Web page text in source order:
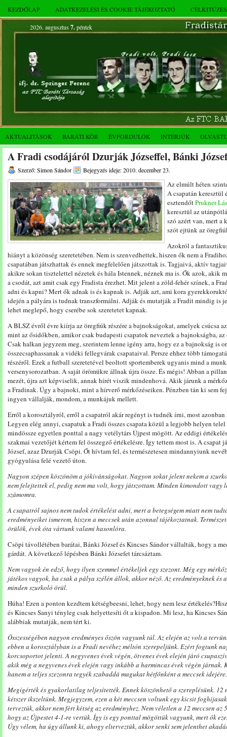
KEZDŐLAP ADATKEZELÉSI ÉS COOKIE TÁJÉKOZTATÓ
2026. augusztus 7.péntek
AKTUALITÁSOK BARÁTI KÖR ÉVFORDULÓK INTERJÚK
A Fradi csodájáról Dzurják Józseffel, Bánki
Szerző: Simon Sándor Bejegyzés ideje: 2010. december 23.
Az elmúlt héten
A csapatán
esztendőtPrukner
keresztül az
szó azért van, mert a
szót ejtünk az
Azokról a
hiányt a közönség szeretetében. Nem is szenvedhettek, hiszen ők nem a
csapatában játszhattak és ennek megfelelően játszottak is. Tagjaivá, aktív
akikre sokan tisztelettel nézetek és hála Istennek, néznek ma is. Ők azok, akik
a csodát, azt amit csak egy Fradista érezhet. Mit jelent a zöld-fehér színek, a
adni és kapni? Mert ők adnak is és kapnak is. Adják azt, ami kora
idején a pályára is tudnak transzformálni. Adják és mutatják a Fradit mindig is
lehet meglepő, hogy cserébe sok szeretetet kapnak.
A BLSZ évről évre kiírja az öregfiúk részére a bajnokságokat, amelyek csúcsa
mint az ősidőkben, amikor csak budapesti csapatok neveztek a bajnokságba,
Csak halkan jegyzem meg, szerintem lenne igény arra, hogy ez a bajnokság is
összecsaphassanak a vidéki fellegvárak csapataival. Persze ehhez több
részéről. Ezek a futball szeretetével beoltott sportemberek ugyanis mind a
versenysorozatban. A saját örömükre állnak újra össze. És mégis! Abban a
mezét, újra azt képviselik, annak hírét viszik mindenhová. Akik járunk a
a Fradinak. Úgy a bajnoki, mint a hírverő mérkőzéseiken. Pénzben tán ki sem
ingyen vállalják, mondom, a munkájuk mellett.
Erről a korosztályról, erről a csapatról akár regényt is tudnék írni, most azonban
Legyen elég annyi, csapatuk a Fradi összes csapata közül a legjobb helyen
mindössze egyetlen ponttal a nagy vetélytárs Újpest mögött. Az eddigi
szakmai vezetőjét kértem fel összegző értékelésre. Így tettem most is. A
József, azaz Dzurják Csöpi. Őt hívtam fel, és természetesen mindannyiunk
gyógyulása felé vezető úton.
Nagyon szépen köszönöm a jókívánságokat. Nagyon sokat jelent nekem a
nem felejtettek el, pedig nem ma volt, hogy játszottam. Minden kimondott
számomra.
A csapatról sajnos nem tudok értékelést adni, mert a betegségem miatt nem
eredményeiket ismerem, hiszen a meccsek után azonnal tájékoztatnak.
örülök, évek óta vártunk valami hasonlóra.
Csöpi távollétében barátai, Bánki József és Kincses Sándor vállalták, hogy a
gárdát. A következő lépésben Bánki Józsefet tárcsáztam.
Nem vagyok én edző, hogy ilyen szemmel értékeljek egy szezont. Még egy
játékos vagyok, ha csak a pálya szélén állok, akkor néző. Az eredményeknek
minden szurkoló örül.
Húha! Ezen a ponton kezdtem kétségbeesni, lehet, hogy nem lesz
és Kincses Sanyi tényleg csak helyettesíti őt a kispadon. Mi lesz, ha Kincses
alábbiak mutatják, nem tért ki.
Összességében nagyon eredményes őszön vagyunk túl. Az elején az volt a
ebben a korosztályban is a Fradi nevéhez méltón szerepeljünk. Ezért fogtunk
korcsoportot jelenti. A negyvenes évek végén, ötvenes évek elején járó
akik még a negyvenes évek elején vagy inkább a harmincas évek végén járnak.
hanem a teljes szezonra tegyék szabaddá magukat hétfőnként a meccsek idejére.
Megígérték és gyakorlatilag teljesítették. Ennek köszönhető a szereplésünk. 12
kétszer ikszeltünk. Megjegyzem, ezen a két meccsen voltunk egy kicsit
terveztük, akkor nem fért kétség az eredményhez. Nem véletlen a 12 meccsen
hogy az Újpestet 4-1-re vertük. Így is egy ponttal mögöttük vagyunk, mert ők
Úgy vélem, ha úgy állunk ki, ahogy elterveztük, akkor senki sem jelenthet